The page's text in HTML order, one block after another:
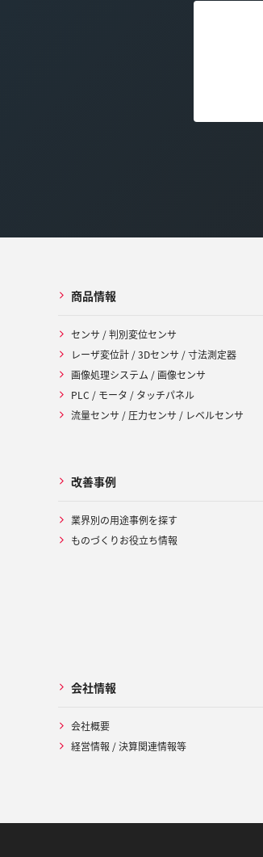
商品情報
センサ / 判別変位センサ
レーザ変位計 / 3Dセンサ / 寸法測定器
画像処理システム / 画像センサ
PLC / モータ / タッチパネル
流量センサ / 圧力センサ / レベルセンサ
改善事例
業界別の用途事例を探す
ものづくりお役立ち情報
会社情報
会社概要
経営情報 / 決算関連情報等